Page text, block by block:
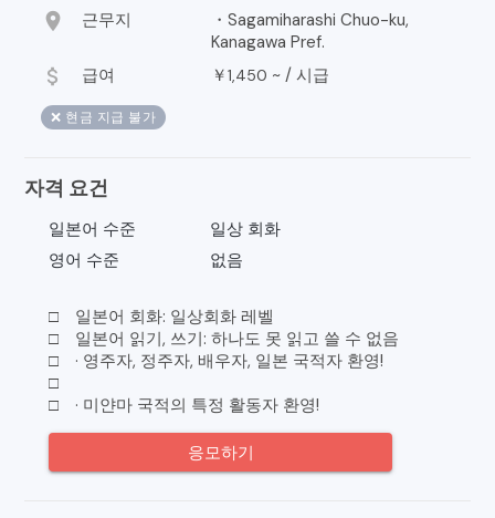
location_on 근무지
・Sagamiharashi Chuo-ku,
Kanagawa Pref.
attach_money 급여 ￥1,450 ~ / 시급
❌ 현금 지급 불가
자격 요건
일본어 수준
일상 회화
영어 수준
없음
□ 일본어 회화: 일상회화 레벨
□ 일본어 읽기, 쓰기: 하나도 못 읽고 쓸 수 없음
□ · 영주자, 정주자, 배우자, 일본 국적자 환영!
□
□ · 미얀마 국적의 특정 활동자 환영!
응모하기